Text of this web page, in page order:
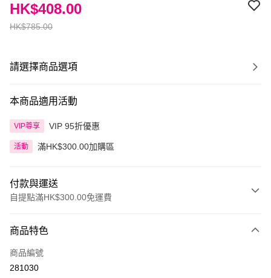
HK$785.00
HK$408.00
請選擇商品選項
本商品適用活動
VIP尊享 VIP 95折優惠
活動 滿HK$300.00加購區
付款與運送
自提點滿HK$300.00免運費
信用卡
Apple Pay
商品特色
商品編號
281030